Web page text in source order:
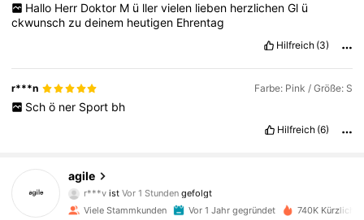
Hallo Herr Doktor M ü ller vielen lieben herzlichen Gl ü
ckwunsch zudeinem heutigen Ehrentag
Hilfreich (3)
r***n Farbe: Pink / Größe: S
Sch ö ner Sport bh
Hilfreich (6)
agiler***v
e***0 ist am Durchsuchen
4,88
19K Follower
Viele Stammkunden Vor 1 Jahr gegründet 740K Kürzlich